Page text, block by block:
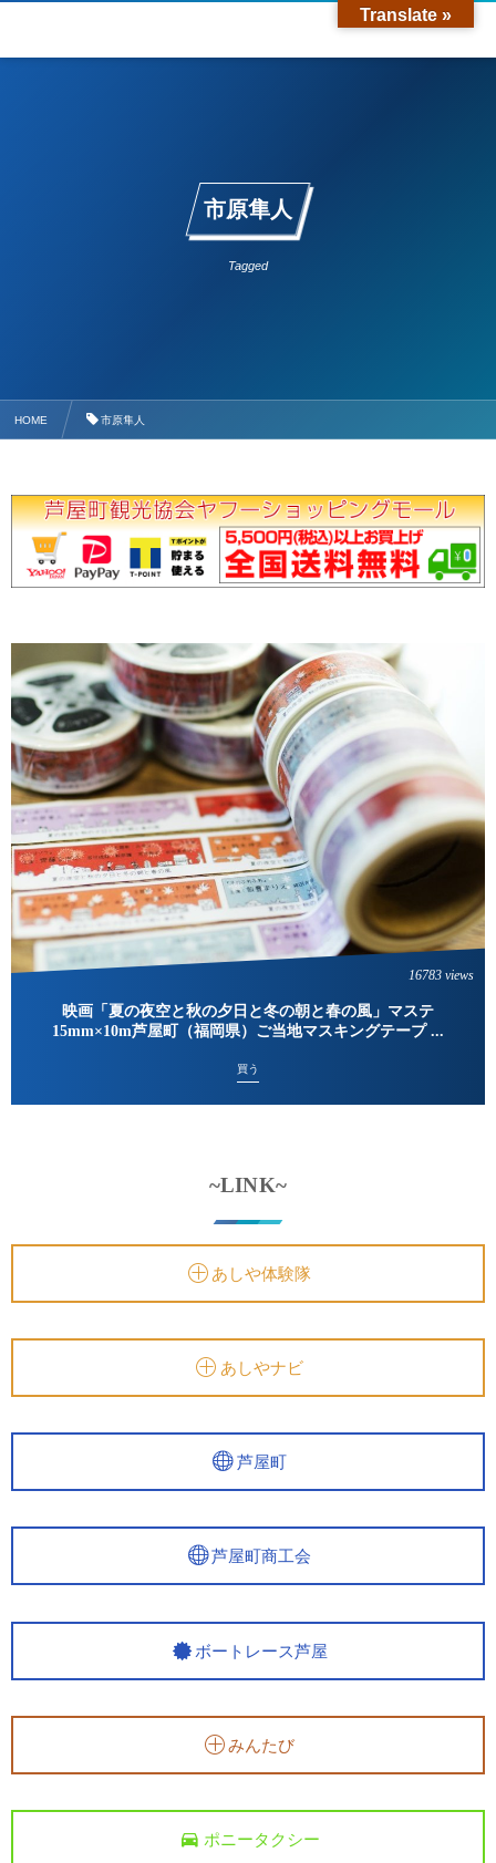
市原隼人
Tagged
HOME 市原隼人
映画「夏の夜空と秋の夕日と冬の朝と春の風」マステ
15mm×10m芦屋町（福岡県）ご当地マスキングテープ ...
買う
16783 views
~LINK~
あしや体験隊
あしやナビ
芦屋町
芦屋町商工会
ボートレース芦屋
みんたび
ポニータクシー
Translate »